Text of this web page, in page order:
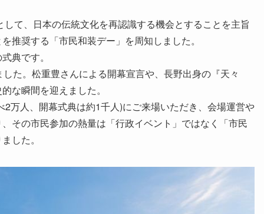
て、日本の伝統文化を再認識する機会とすることを主旨
推奨する「市民和装デー」を周知しました。
典です。
た。松重豊さんによる開幕宣言や、長野出身の『天々
な瞬間を迎えました。
万人、開幕式典は約1千人)にご来場いただき、会場運営や
その市民参加の熱量は「行政イベント」ではなく「市民
した。